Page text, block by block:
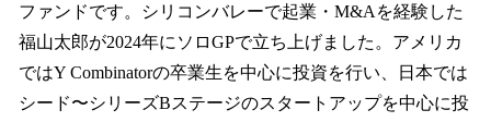
ファンドです。シリコンバレーで起業・M&Aを経験した
福山太郎が2024年にソロGPで立ち上げました。アメリカ
ではY Combinatorの卒業生を中心に投資を行い、日本では
シード〜シリーズBステージのスタートアップを中心に投